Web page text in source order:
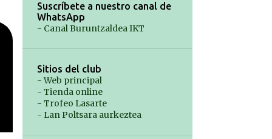
Suscríbete a nuestro canal de
WhatsApp
- Canal Buruntzaldea IKT
Sitios del club
- Web principal
- Tienda online
- Trofeo Lasarte
- Lan Poltsara aurkeztea